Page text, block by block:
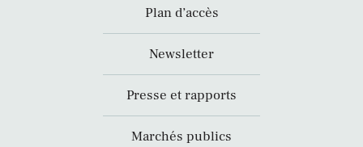
Plan d’accès
Newsletter
Presse et rapports
Marchés publics